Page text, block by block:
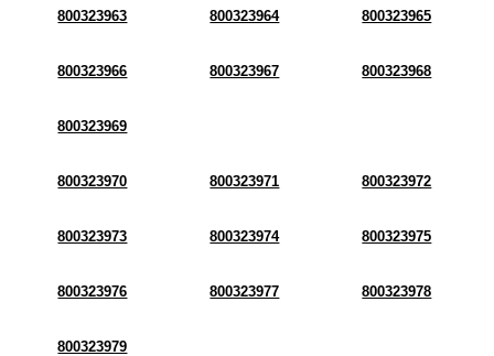
800323963 800323964 800323965
800323966 800323967 800323968
800323969
800323970 800323971 800323972
800323973 800323974 800323975
800323976 800323977 800323978
800323979